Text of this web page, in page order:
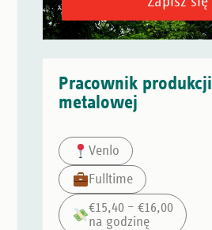
Pracownik produkcji
metalowej
Venlo
Fulltime
€15,40 – €16,00
na godzinę